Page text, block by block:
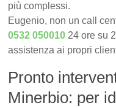
più complessi.
Eugenio, non un call
0532 050010 24 ore su
assistenza ai propri
Pronto
Minerbio: per